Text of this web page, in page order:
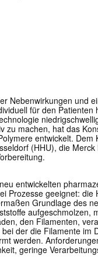
Nebenwirkungen und
für den Patienten
zu machen, hat das
entwickelt. Dem
(HHU), die
entwickelten
Prozesse geeignet: die
Grundlage des
aufgeschmolzen,
den Filamenten,
der die Filamente im
werden.
geringe